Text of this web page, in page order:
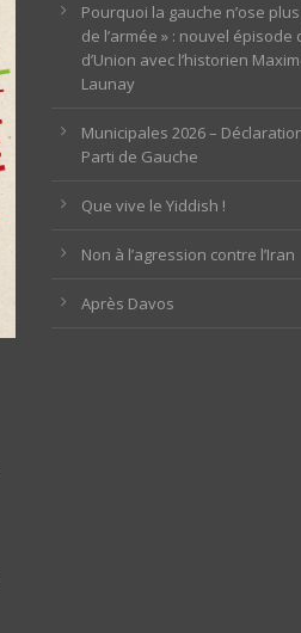
Pourquoi la gauche n’ose
de l’armée » : nouvel épisode
d’Union avec l’historien
Launay
Municipales 2026 –
Parti de Gauche
Que vive le Yiddish !
Non à l’agression contre l’Iran
Après Davos